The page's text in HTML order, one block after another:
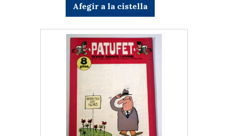
Afegir a la cistella